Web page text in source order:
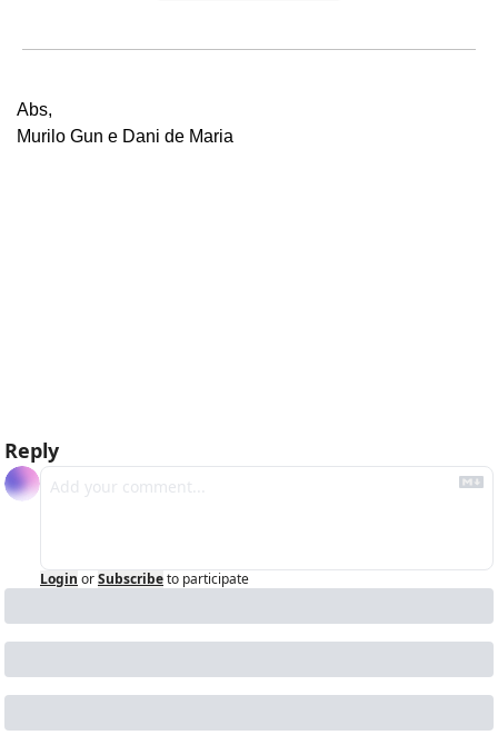
Abs,
Murilo Gun e Dani de Maria
Reply
Login orSubscribeto participate